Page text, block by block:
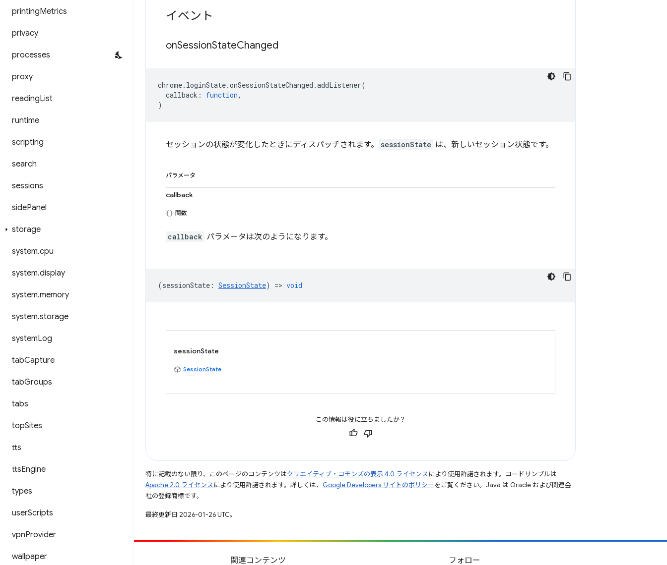
printingMetrics
privacy
processes
proxy
readingList
runtime
scripting
search
sessions
sidePanel
storage
system.cpu
system.display
system.memory
system.storage
systemLog
tabCapture
tabGroups
tabs
topSites
tts
ttsEngine
types
userScripts
vpnProvider
wallpaper
イベント
onSessionStateChanged
chrome. loginState.onSessionStateChanged .addListener(
callback : function,
)
セッションの状態が変化したときにディスパッチされます。 sessionState は、新しいセッション状態です。
パラメータ
callback
関数
callback パラメータは次のようになります。
(sessionState : SessionState) => void
sessionState
SessionState
この情報は役に立ちましたか？
特に記載のない限り、このページのコンテンツはクリエイティブ・コモンズの表示 4.0 ライセンスにより使用許諾されます。コードサンプルは
Apache 2.0 ライセンスにより使用許諾されます。詳しくは、 Google Developers サイトのポリシーをご覧ください。Java は Oracle および関連会
社の登録商標です。
最終更新日 2026-01-26 UTC。
投稿 関連コンテンツ フォロー